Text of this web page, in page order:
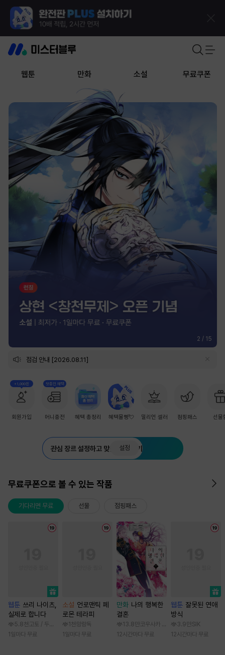
웹툰 만화 소설 무료쿠폰
2 / 15
점검 안내 [2026.08.11]
+1,000원
회원가입
첫충전 혜택
머니충전 혜택 총정리 혜택몰빵💘 밀리언 셀러 점핑패스 선물
관심 장르 설정하고 맞춤 추천 받기
설정
무료쿠폰으로 볼 수 있는 작품
기다리면 무료 선물 점핑패스
웹툰 쓰리 나이츠,
실제로 합니다
5.8천 고토 / 두나래
1일마다 무료
소설 언로맨틱 페
로몬 테라피
1천 망랑독
1일마다 무료
만화 나의 행복한
결혼
13.8만 코우사카 리토 / 아기토기 아쿠미
12시간마다 무료
웹툰 잘못된 연애
방식
3.9만 SIK
12시간마다 무료